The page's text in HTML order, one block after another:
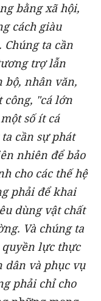
bằng xã hội,
cách giàu
ta cần
trợ lẫn
nhân văn,
công, "cá lớn
số ít cá
cần sự phát
nhiên để bảo
cho các thế hệ
phải để khai
dùng vật chất
Và chúng ta
lực thực
dân và phục vụ
phải chỉ cho